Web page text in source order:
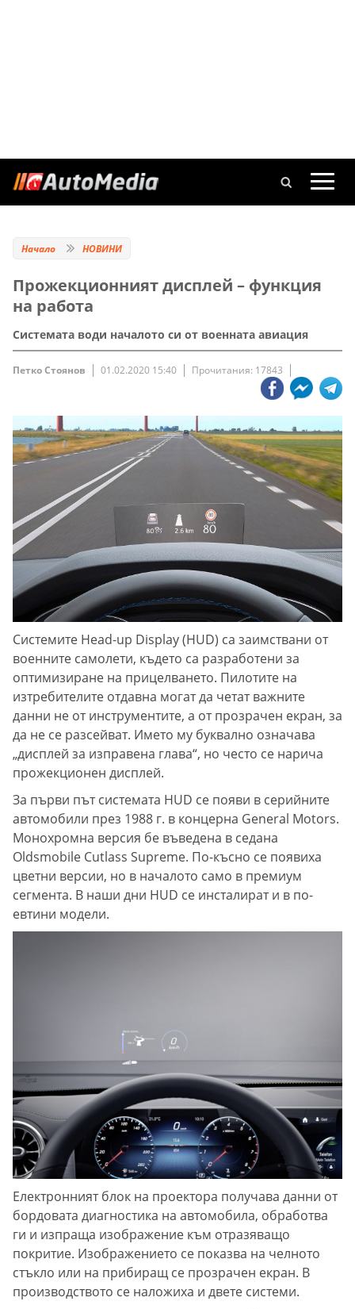
Начало НОВИНИ
Прожекционният дисплей – функция
на работа
Системата води началото си от военната авиация
Петко Стоянов 01.02.2020 15:40 Прочитания: 17843
Системите Head-up Display (HUD) са заимствани от
военните самолети, където са разработени за
оптимизиране на прицелването. Пилотите на
изтребителите отдавна могат да четат важните
данни не от инструментите, а от прозрачен екран, за
да не се разсейват. Името му буквално означава
„дисплей за изправена глава“, но често се нарича
прожекционен дисплей.
За първи път системата HUD се появи в серийните
автомобили през 1988 г. в концерна General Motors.
Монохромна версия бе въведена в седана
Oldsmobile Cutlass Supreme. По-късно се появиха
цветни версии, но в началото само в премиум
сегмента. В наши дни HUD се инсталират и в по-
евтини модели.
Електронният блок на проектора получава данни от
бордовата диагностика на автомобила, обработва
ги и изпраща изображение към отразяващо
покритие. Изображението се показва на челното
стъкло или на прибиращ се прозрачен екран. В
производството се наложиха и двете системи.